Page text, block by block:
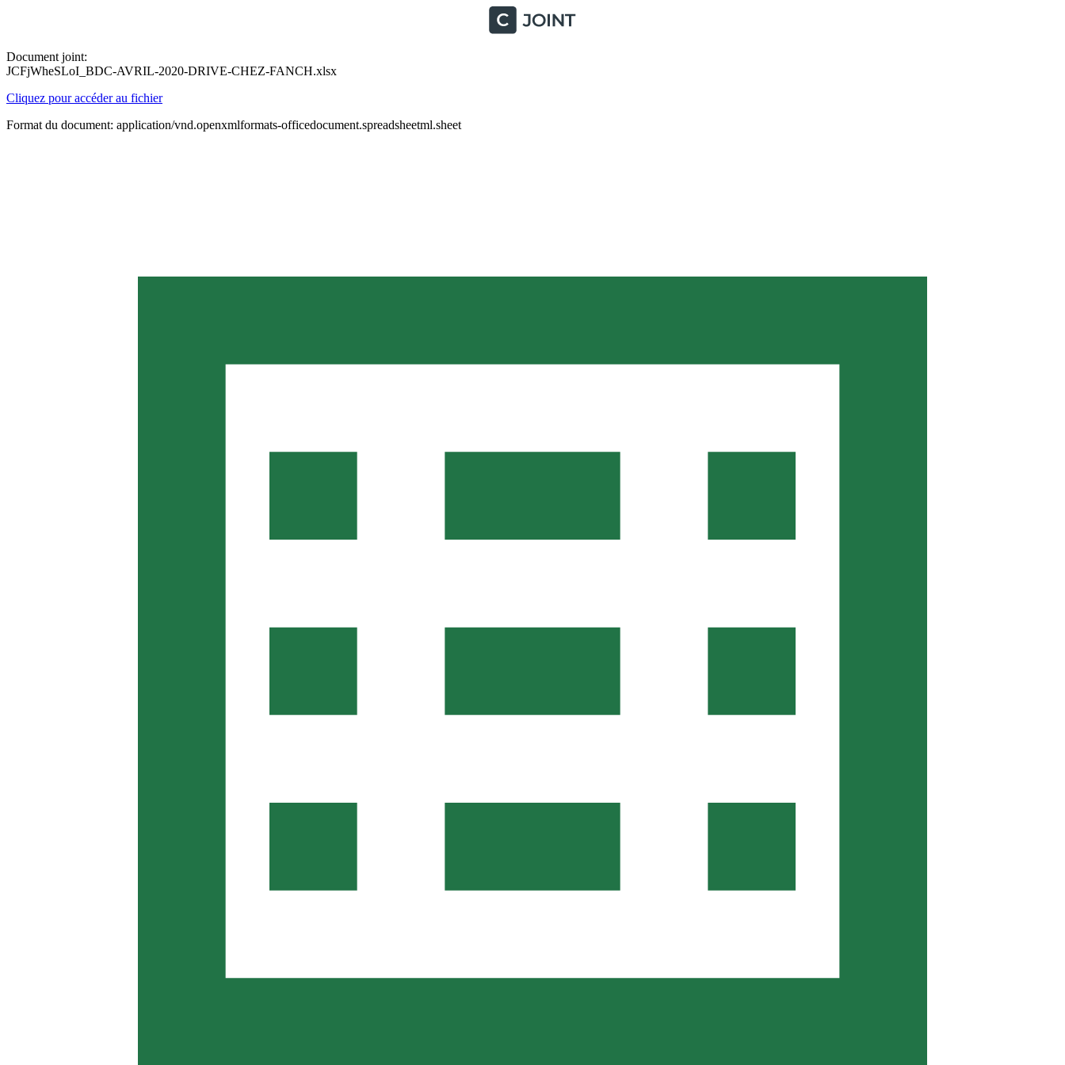
Document joint:
JCFjWheSLoI_BDC-AVRIL-2020-DRIVE-CHEZ-FANCH.xlsx
Cliquez pour accéder au fichier
Format du document: application/vnd.openxmlformats-officedocument.spreadsheetml.sheet